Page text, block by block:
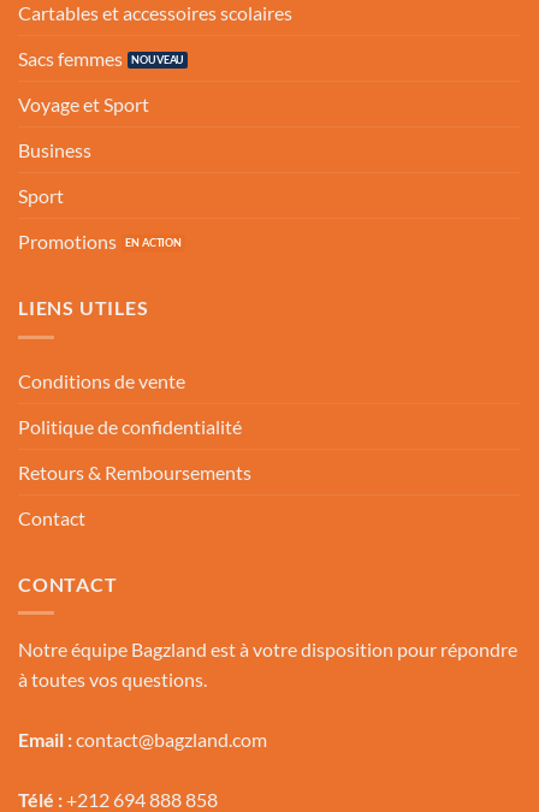
Cartables et accessoires scolaires
Sacs femmes
Voyage et Sport
Business
Sport
Promotions
LIENS UTILES
Conditions de vente
Politique de confidentialité
Retours & Remboursements
Contact
CONTACT
Notre équipe Bagzland est à votre disposition pour répondre
à toutes vos questions.
Email :contact@bagzland.com
Télé :+212 694 888 858